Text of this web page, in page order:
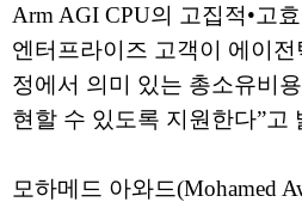
Arm AGI CPU의 고집적•고
엔터프라이즈 고객이 에이
정에서 의미 있는 총소유비
현할 수 있도록 지원한다”고
모하메드 아와드(Mohamed